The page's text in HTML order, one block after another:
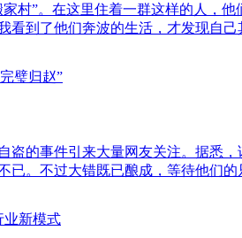
村”。在这里住着一群这样的人，
到了他们奔波的生活，才发现自己
盗的事件引来大量网友关注。据悉
。不过大错既已酿成，等待他们的